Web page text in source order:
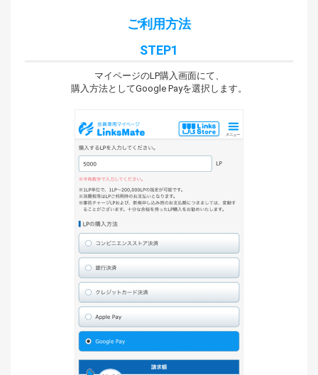
ご利用方法
STEP1
マイページのLP購入画面にて、
購入方法としてGoogle Payを選択します。